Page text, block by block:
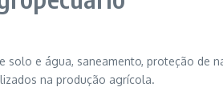
e água, saneamento, proteção de
na produção agrícola.